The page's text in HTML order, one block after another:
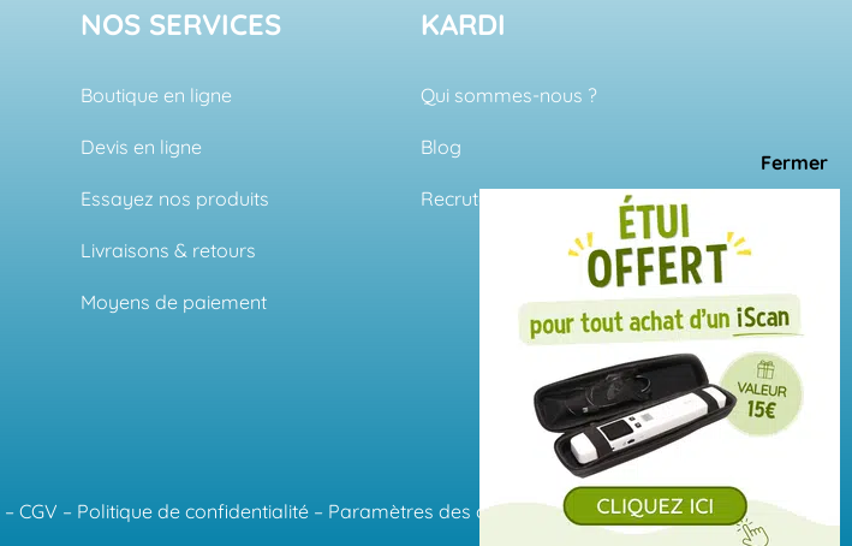
NOS SERVICES
Boutique en ligne
Devis en ligne
Essayez nos produits
Livraisons & retours
Moyens de paiement
KARDI
Qui sommes-nous ?
Blog
Recrutement ↗
– CGV – Politique de confidentialité – Paramètres des cookies